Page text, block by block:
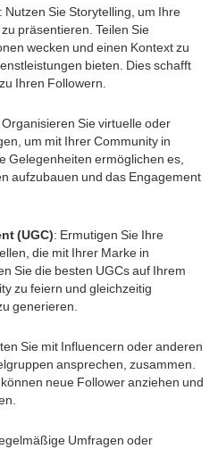
: Nutzen Sie Storytelling, um Ihre
präsentieren. Teilen Sie
wecken und einen Kontext zu
bieten. Dies schafft
Ihren Followern.
Organisieren Sie virtuelle oder
um mit Ihrer Community in
Gelegenheiten ermöglichen es,
aufzubauen und das Engagement
(UGC): Ermutigen Sie Ihre
die mit Ihrer Marke in
Sie die besten UGCs auf Ihrem
zu feiern und gleichzeitig
generieren.
Sie mit Influencern oder anderen
ansprechen, zusammen.
neue Follower anziehen und
Umfragen oder